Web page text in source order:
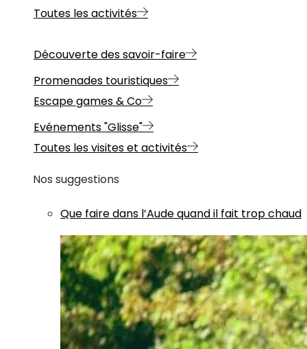
Toutes les activités
Découverte des savoir-faire
Promenades touristiques
Escape games & Co
Evénements "Glisse"
Toutes les visites et activités
Nos suggestions
Que faire dans l’Aude quand il fait trop chaud